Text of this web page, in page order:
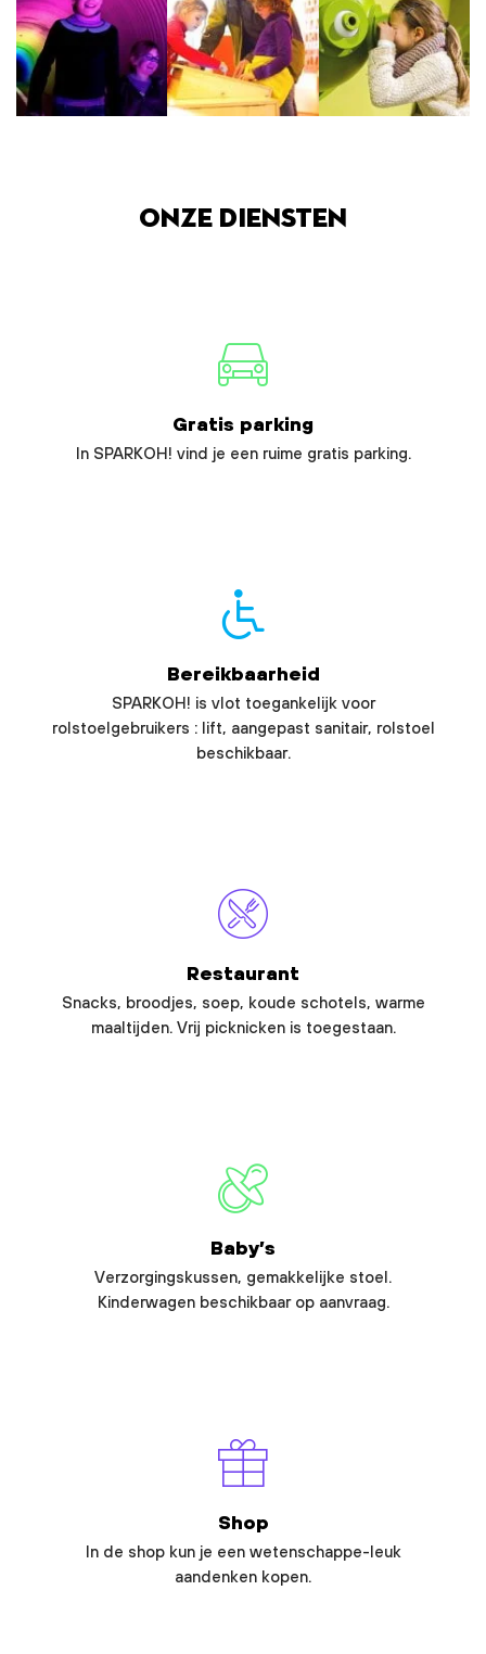
Onze diensten
Gratis parking
In SPARKOH! vind je een ruime gratis parking.
Bereikbaarheid
SPARKOH! is vlot toegankelijk voor
rolstoelgebruikers : lift, aangepast sanitair, rolstoel
beschikbaar.
Restaurant
Snacks, broodjes, soep, koude schotels, warme
maaltijden. Vrij picknicken is toegestaan.
Baby’s
Verzorgingskussen, gemakkelijke stoel.
Kinderwagen beschikbaar op aanvraag.
Shop
In de shop kun je een wetenschappe-leuk
aandenken kopen.